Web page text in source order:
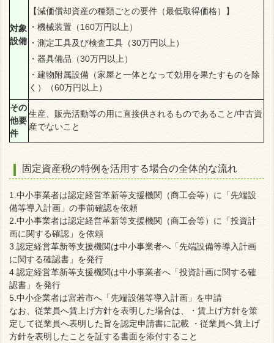
対象
設備
【減価償却資産の種類ごとの要件（最低取得価格）】
・機械装置（160万円以上）
・測定工具及び検査工具（30万円以上）
・器具備品（30万円以上）
・建物附属設備（家屋と一体となって効用を果たすものを除
く）（60万円以上）
その
他要
件
生産、販売活動等の用に直接供されるものであること/中古資
産でないこと
固定資産税の特例を活用する場合の全体的な流れ
1.中小事業者は認定経営革新等支援機関（商工会等）に「先端設
備等導入計画」の事前確認を依頼
2.中小事業者は認定経営革新等支援機関（商工会等）に「投資計
画に関する確認」を依頼
3.認定経営革新等支援機関は中小事業者へ「先端設備等導入計画
に関する確認書」を発行
4.認定経営革新等支援機関は中小事業者へ「投資計画に関する確
認書」を発行
5.中小企業者は宮若市へ「先端設備等導入計画」を申請
なお、従業員へ賃上げ方針を表明した場合は、・賃上げ方針を策
定して従業員へ表明した旨を認定申請書に記載 ・従業員へ賃上げ
方針を表明したことを証する書面を添付すること